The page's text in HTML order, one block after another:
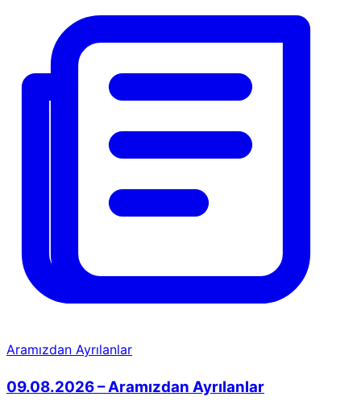
Aramızdan Ayrılanlar
09.08.2026 – Aramızdan Ayrılanlar